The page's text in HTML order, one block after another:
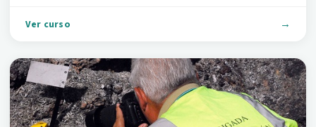
Ver curso